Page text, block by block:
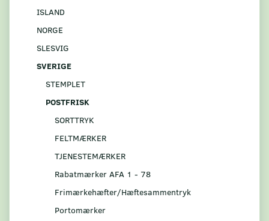
ISLAND
NORGE
SLESVIG
SVERIGE
STEMPLET
POSTFRISK
SORTTRYK
FELTMÆRKER
TJENESTEMÆRKER
Rabatmærker AFA 1 - 78
Frimærkehæfter/Hæftesammentryk
Portomærker